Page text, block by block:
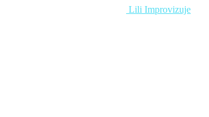
Lili Improvizuje